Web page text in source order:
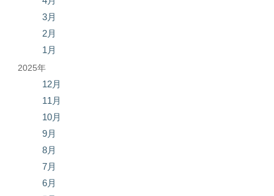
3月
2月
1月
2025年
12月
11月
10月
9月
8月
7月
6月